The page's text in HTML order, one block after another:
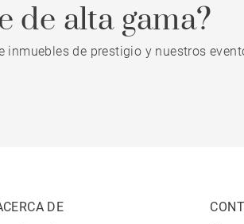
de alta gama?
de prestigio y nuestros
DE